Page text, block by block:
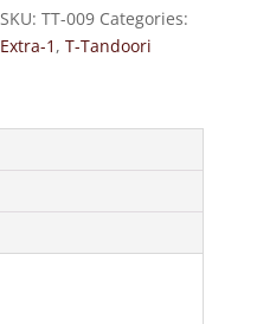
quantity
SKU:TT-009 Categories:
Extra-1 ,T-Tandoori